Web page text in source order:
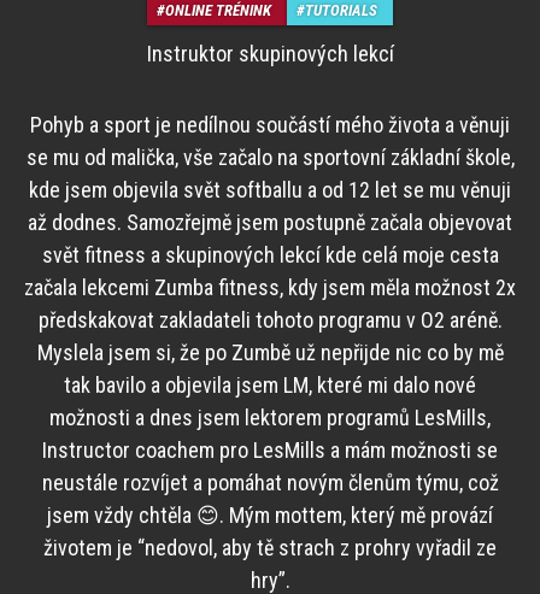
ONLINE TRÉNINK TUTORIALS
Instruktor skupinových lekcí
Pohyb a sport je nedílnou součástí mého života a věnuji
se mu od malička, vše začalo na sportovní základní škole,
kde jsem objevila svět softballu a od 12 let se mu věnuji
až dodnes. Samozřejmě jsem postupně začala objevovat
svět fitness a skupinových lekcí kde celá moje cesta
začala lekcemi Zumba fitness, kdy jsem měla možnost 2x
předskakovat zakladateli tohoto programu v O2 aréně.
Myslela jsem si, že po Zumbě už nepřijde nic co by mě
tak bavilo a objevila jsem LM, které mi dalo nové
možnosti a dnes jsem lektorem programů LesMills,
Instructor coachem pro LesMills a mám možnosti se
neustále rozvíjet a pomáhat novým členům týmu, což
jsem vždy chtěla 😊. Mým mottem, který mě provází
životem je “nedovol, aby tě strach z prohry vyřadil ze
hry”.